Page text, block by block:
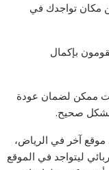
مكان تواجدك في
بإكمال
ممكن لضمان عودة
بشكل صحيح.
آخر في الرياض،
ليتواجد في الموقع